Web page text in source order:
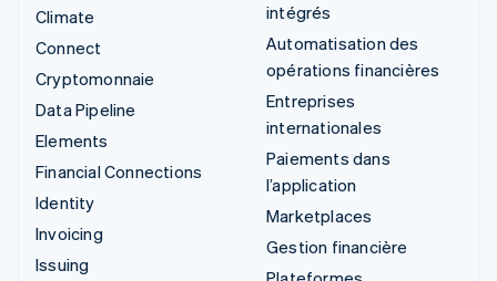
Climate
Connect
Cryptomonnaie
Data Pipeline
Elements
Financial Connections
Identity
Invoicing
Issuing
intégrés
Automatisation des
opérations financières
Entreprises
internationales
Paiements dans
l’application
Marketplaces
Gestion financière